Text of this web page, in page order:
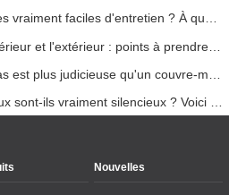
Les nappes lavables sont-elles vraiment faciles d'entretien ? À quoi s'attendre ?
Les protège-matelas silencieux sont-ils vraiment silencieux ? Voici la vérité
Nouvelles